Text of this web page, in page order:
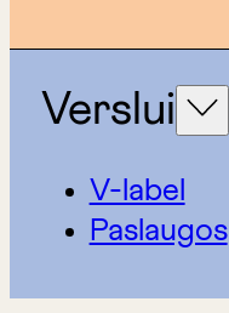
Verslui
V-label
Paslaugos